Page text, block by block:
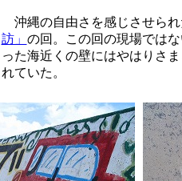
沖縄の自由さを感じさせられ
訪」 の回。この回の現場では
った海近くの壁にはやはりさ
れていた。